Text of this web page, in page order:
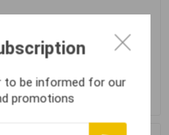
Bójka sumcová trhací,
220g+300g
€ 11,08
to be informed for our
promotions